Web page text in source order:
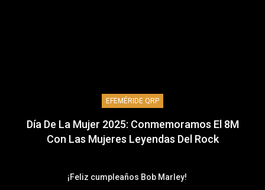
EFEMÉRIDE QRP
Día De La Mujer 2025: Conmemoramos El 8M
Con Las Mujeres Leyendas Del Rock
¡Feliz cumpleaños Bob Marley!